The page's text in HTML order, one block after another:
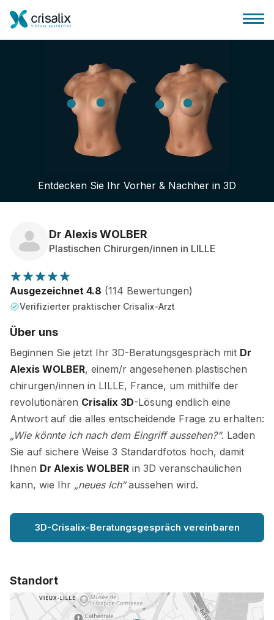
Startseite für Chirurgen
3D-Business-Plattform
Pläne
Bewertungen von Patienten
Entdecken Sie Ihr Vorher & Nachher in 3D
Dr Alexis WOLBER
Plastischen Chirurgen/innen in LILLE
Ausgezeichnet 4.8 (114 Bewertungen)
Verifizierter praktischer Crisalix-Arzt
Über uns
Beginnen Sie jetzt Ihr 3D-Beratungsgespräch mit Dr
Alexis WOLBER, einem/r angesehenen plastischen
chirurgen/innen in LILLE, France, um mithilfe der
revolutionären Crisalix 3D-Lösung endlich eine
Antwort auf die alles entscheidende Frage zu erhalten:
„Wie könnte ich nach dem Eingriff aussehen?“. Laden
Sie auf sichere Weise 3 Standardfotos hoch, damit
Ihnen Dr Alexis WOLBER in 3D veranschaulichen
kann, wie Ihr „neues Ich“aussehen wird.
3D-Crisalix-Beratungsgespräch vereinbaren
Standort